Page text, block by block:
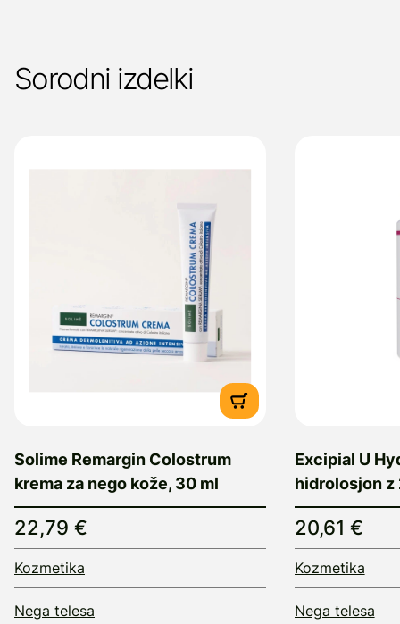
Sorodni izdelki
Solime Remargin Colostrum
krema za nego kože, 30 ml
22,79 €
Kozmetika
Nega telesa
Excipial U
hidrolosjon z
20,61 €
Kozmetika
Nega telesa